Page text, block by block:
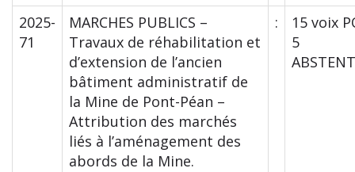
2025-
71
MARCHES PUBLICS –
Travaux de réhabilitation et
d’extension de l’ancien
bâtiment administratif de
la Mine de Pont-Péan –
Attribution des marchés
liés à l’aménagement des
abords de la Mine.
:
15 voix
5